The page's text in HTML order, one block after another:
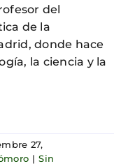
del
de la
donde hace
la ciencia y la
27,
| Sin